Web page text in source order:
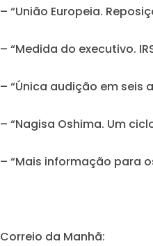
– “União Europeia.
– “Medida do executivo.
– “Única audição em seis
– “Nagisa Oshima. Um
– “Mais informação para
Correio da Manhã: